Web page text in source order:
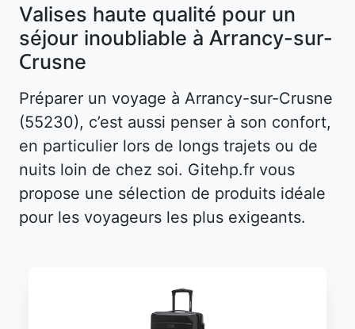
Valises haute qualité pour un
séjour inoubliable à Arrancy-sur-
Crusne
Préparer un voyage à Arrancy-sur-Crusne
(55230), c’est aussi penser à son confort,
en particulier lors de longs trajets ou de
nuits loin de chez soi. Gitehp.fr vous
propose une sélection de produits idéale
pour les voyageurs les plus exigeants.